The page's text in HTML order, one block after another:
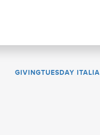
GIVINGTUESDAY ITALIA